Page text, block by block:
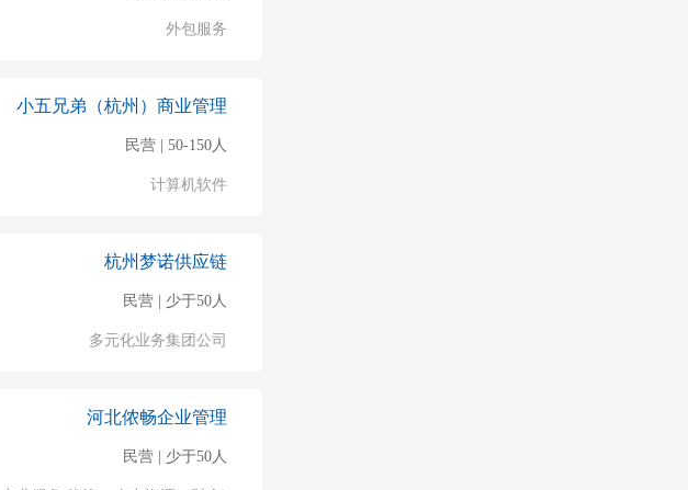
外包服务
小五兄弟（杭州）商业管理
民营 | 50-150人
计算机软件
杭州梦诺供应链
民营 | 少于50人
多元化业务集团公司
河北侬畅企业管理
民营 | 少于50人